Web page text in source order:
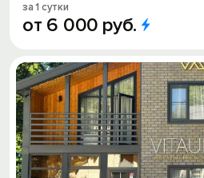
за 1 сутки
от 6 000 руб.